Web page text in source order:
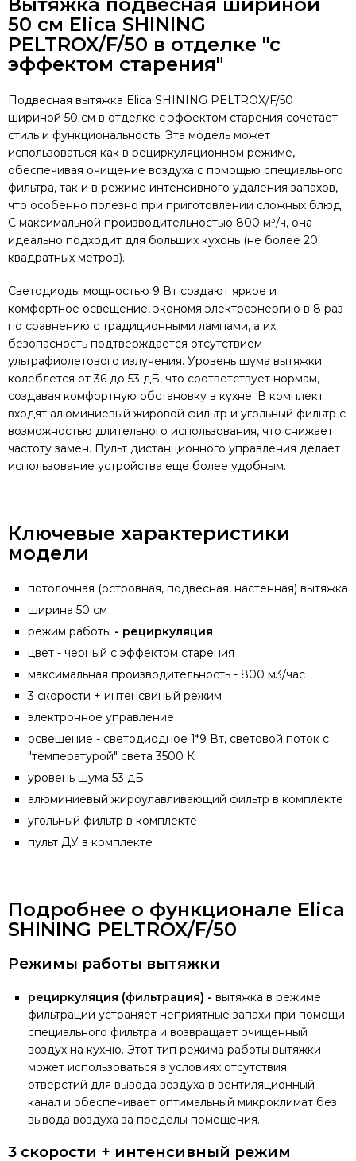
50 см Elica SHINING
PELTROX/F/50 в отделке "с
эффектом старения"
Подвесная вытяжка Elica SHINING PELTROX/F/50
шириной 50 см в отделке с эффектом старения сочетает
стиль и функциональность. Эта модель может
использоваться как в рециркуляционном режиме,
обеспечивая очищение воздуха с помощью специального
фильтра, так и в режиме интенсивного удаления запахов,
что особенно полезно при приготовлении сложных блюд.
С максимальной производительностью 800 м³/ч, она
идеально подходит для больших кухонь (не более 20
квадратных метров).
Светодиоды мощностью 9 Вт создают яркое и
комфортное освещение, экономя электроэнергию в 8 раз
по сравнению с традиционными лампами, а их
безопасность подтверждается отсутствием
ультрафиолетового излучения. Уровень шума вытяжки
колеблется от 36 до 53 дБ, что соответствует нормам,
создавая комфортную обстановку в кухне. В комплект
входят алюминиевый жировой фильтр и угольный фильтр с
возможностью длительного использования, что снижает
частоту замен. Пульт дистанционного управления делает
использование устройства еще более удобным.
Ключевые характеристики
модели
потолочная (островная, подвесная, настенная) вытяжка
ширина 50 см
режим работы - рециркуляция
цвет - черный с эффектом старения
максимальная производительность - 800 м3/час
3 скорости + интенсвиный режим
электронное управление
освещение - светодиодное 1*9 Вт, световой поток с
"температурой" света 3500 К
уровень шума 53 дБ
алюминиевый жироулавливающий фильтр в комплекте
угольный фильтр в комплекте
пульт ДУ в комплекте
Подробнее о функционале Elica
SHINING PELTROX/F/50
Режимы работы вытяжки
рециркуляция (фильтрация) - вытяжка в режиме
фильтрации устраняет неприятные запахи при помощи
специального фильтра и возвращает очищенный
воздух на кухню. Этот тип режима работы вытяжки
может использоваться в условиях отсутствия
отверстий для вывода воздуха в вентиляционный
канал и обеспечивает оптимальный микроклимат без
вывода воздуха за пределы помещения.
3 скорости + интенсивный режим